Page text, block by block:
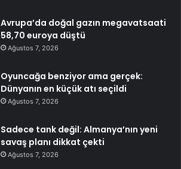
Avrupa’da doğal gazın megavatsaati
58,70 euroya düştü
Ağustos 7, 2026
Oyuncağa benziyor ama gerçek:
Dünyanın en küçük atı seçildi
Ağustos 7, 2026
Sadece tank değil: Almanya’nın yeni
savaş planı dikkat çekti
Ağustos 7, 2026